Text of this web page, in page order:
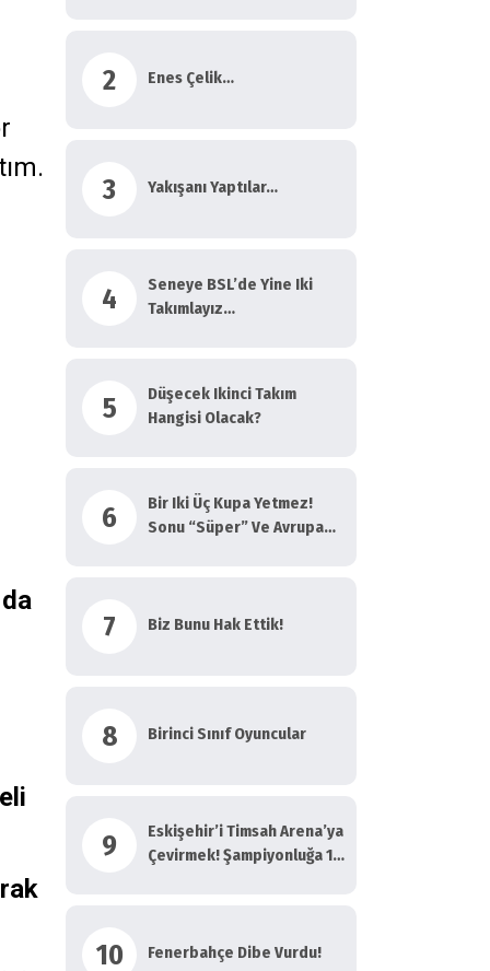
2 Enes Çelik…
3 Yakışanı Yaptılar…
4
Seneye BSL’de Yine Iki
Takımlayız…
5
Düşecek Ikinci Takım
Hangisi Olacak?
6
Bir Iki Üç Kupa Yetmez!
Sonu “Süper” Ve Avrupa
7 Biz Bunu Hak Ettik!
8 Birinci Sınıf Oyuncular
9
Eskişehir’i Timsah Arena’ya
Çevirmek! Şampiyonluğa 1
10 Fenerbahçe Dibe Vurdu!